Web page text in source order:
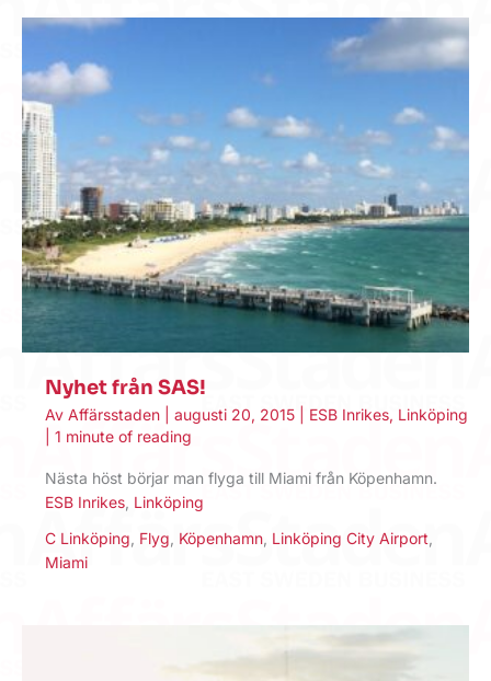
Nyhet från SAS!
Av Affärsstaden augusti 20, 2015 ESB Inrikes, Linköping
1 minute of reading
Nästa höst börjar man flyga till Miami från Köpenhamn.
ESB Inrikes Linköping
C Linköping Flyg Köpenhamn Linköping City Airport
Miami